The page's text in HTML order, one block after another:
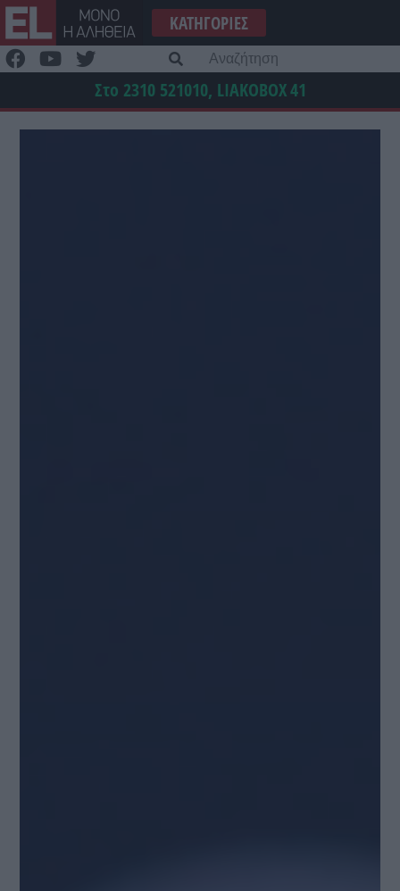
Μετάβαση
στο
περιεχόμενο
ΚΑΤΗΓΟΡΊΕΣ
Στο 2310 521010, LIAKOBOX41